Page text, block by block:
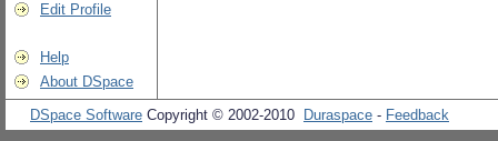
Edit Profile
Help
About DSpace
DSpace Software Copyright © 2002-2010 Duraspace - Feedback